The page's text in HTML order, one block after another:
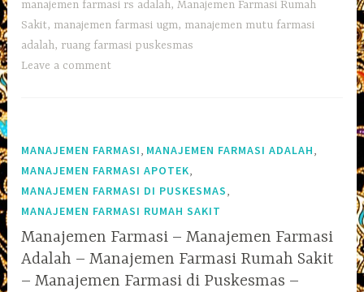
manajemen farmasi rs adalah,Manajemen Farmasi Rumah
Sakit, manajemen farmasi ugm, manajemen mutu farmasi
adalah, ruang farmasi puskesmas
Leave a comment
MANAJEMEN FARMASI, MANAJEMEN FARMASI ADALAH,
MANAJEMEN FARMASI APOTEK,
MANAJEMEN FARMASI DI PUSKESMAS,
MANAJEMEN FARMASI RUMAH SAKIT
Manajemen Farmasi – Manajemen Farmasi
Adalah – Manajemen Farmasi Rumah Sakit
– Manajemen Farmasi di Puskesmas –